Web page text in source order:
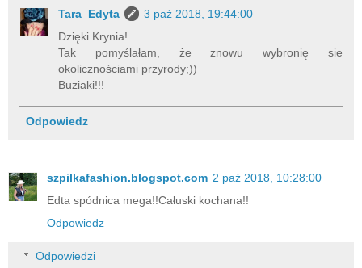
Tara_Edyta
3 paź 2018, 19:44:00
Dzięki Krynia!
Tak pomyślałam, że znowu wybronię sie
okolicznościami przyrody;))
Buziaki!!!
Odpowiedz
szpilkafashion.blogspot.com 2 paź 2018, 10:28:00
Edta spódnica mega!!Całuski kochana!!
Odpowiedz
Odpowiedzi